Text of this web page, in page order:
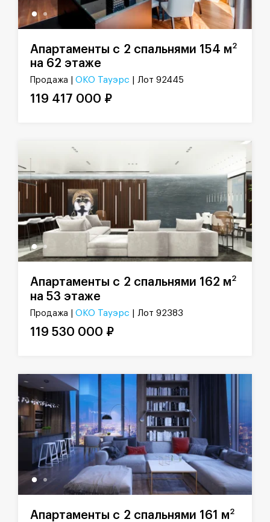
Апартаменты с 2 спальнями 154 м2
на 62 этаже
Продажа | ОКО Тауэрс | Лот 92445
119 417 000 ₽
Апартаменты с 2 спальнями 162 м2
на 53 этаже
Продажа | ОКО Тауэрс | Лот 92383
119 530 000 ₽
Апартаменты с 2 спальнями 161 м2